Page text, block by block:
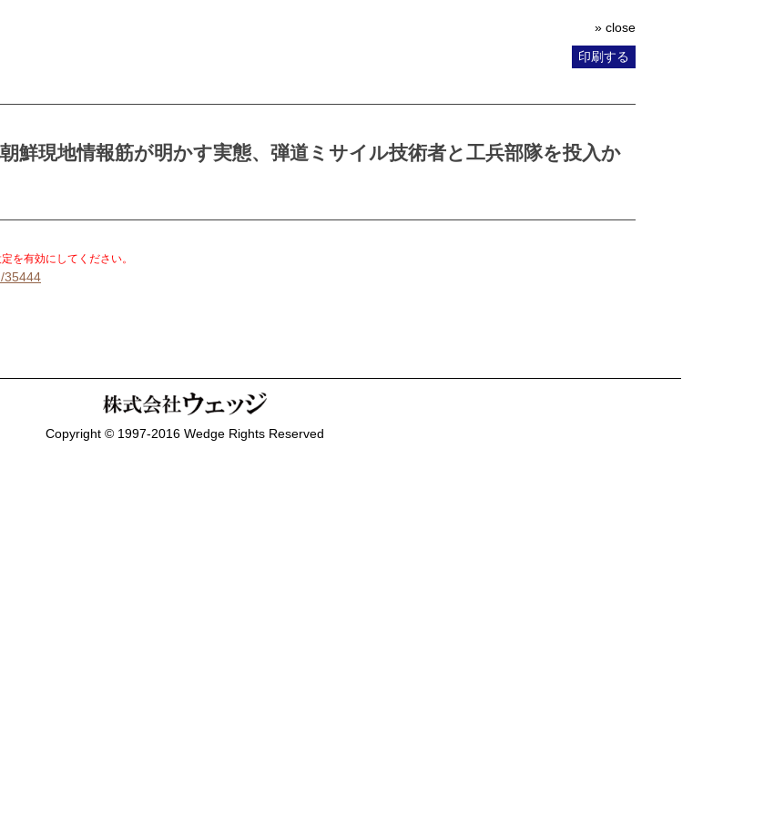
» close
印刷する
鮮現地情報筋が明かす実態、弾道ミサイル技術者と工兵部隊を投入か
を有効にしてください。
35444
Copyright © 1997-2016 Wedge Rights Reserved